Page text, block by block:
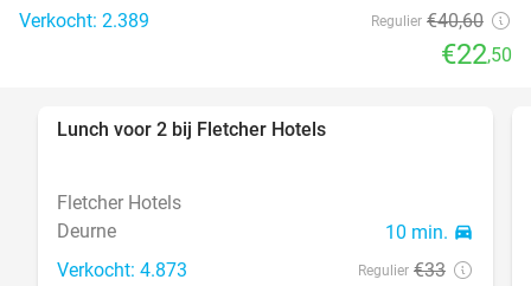
Verkocht: 2.389 Regulier €40,60
€22,50
Lunch voor 2 bij Fletcher Hotels
Fletcher Hotels
Deurne
10 min. directions_car
Verkocht: 4.873 Regulier €33